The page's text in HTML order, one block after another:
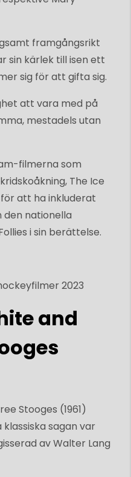
framgångsrikt
sin kärlek till isen ett
sig för att gifta sig.
att vara med på
mestadels utan
filmerna som
The Ice
för att ha inkluderat
den nationella
i sin berättelse.
2023
and
sagan var
av Walter Lang